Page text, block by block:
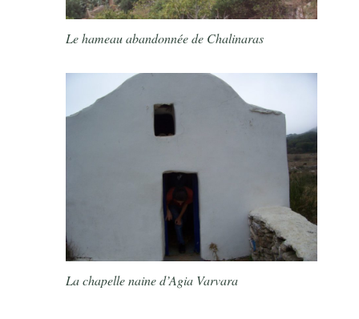
Le hameau abandonnée de Chalinaras
La chapelle naine d’Agia Varvara